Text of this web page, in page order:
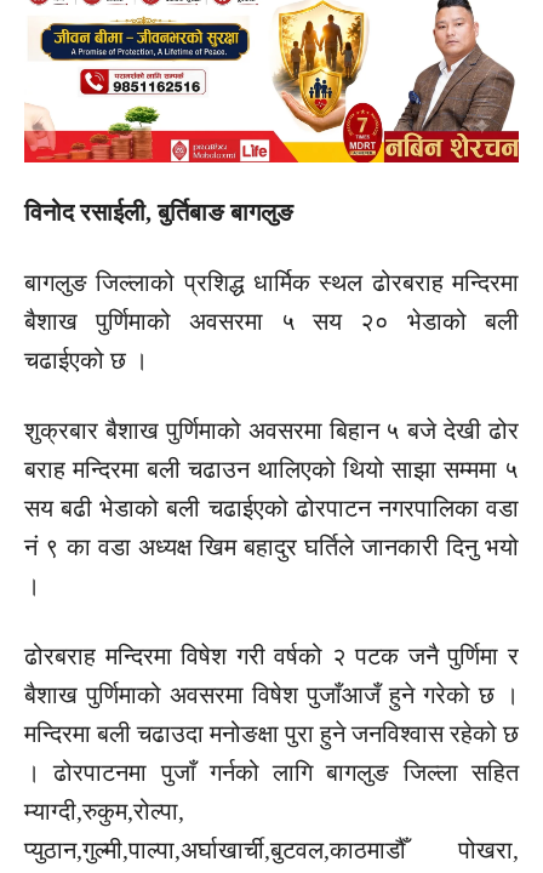
विनोद रसाईली, बुर्तिबाङ बागलुङ
बागलुङ जिल्लाको प्रशिद्ध धार्मिक स्थल ढोरबराह मन्दिरमा
बैशाख पुर्णिमाको अवसरमा ५ सय २० भेडाको बली
चढाईएको छ ।
शुक्रबार बैशाख पुर्णिमाको अवसरमा बिहान ५ बजे देखी ढोर
बराह मन्दिरमा बली चढाउन थालिएको थियो साझा सम्ममा ५
सय बढी भेडाको बली चढाईएको ढोरपाटन नगरपालिका वडा
नं ९ का वडा अध्यक्ष खिम बहादुर घर्तिले जानकारी दिनु भयो
।
ढोरबराह मन्दिरमा विषेश गरी वर्षको २ पटक जनै पुर्णिमा र
बैशाख पुर्णिमाको अवसरमा विषेश पुजाँआजँ हुने गरेको छ ।
मन्दिरमा बली चढाउदा मनोङक्षा पुरा हुने जनविश्वास रहेको छ
। ढोरपाटनमा पुजाँ गर्नको लागि बागलुङ जिल्ला सहित
म्याग्दी,रुकुम,रोल्पा,
प्युठान,गुल्मी,पाल्पा,अर्घाखार्ची,बुटवल,काठमाडौँ पोखरा,